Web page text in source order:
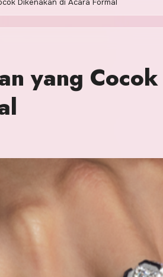
Dikenakan di Acara Formal
yang Cocok